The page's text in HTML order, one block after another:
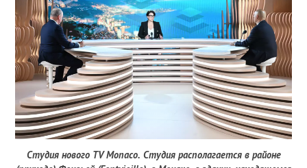
Студия нового TV Monaco. Студия располагается в районе